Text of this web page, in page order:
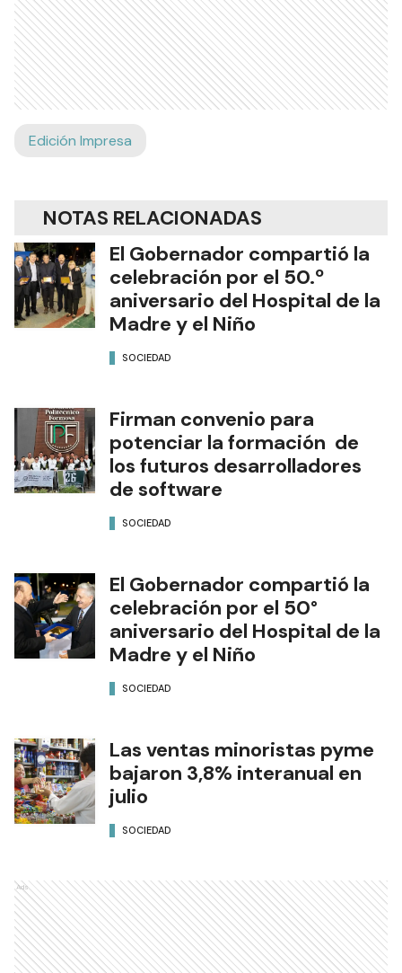
Edición Impresa
NOTAS RELACIONADAS
El Gobernador compartió la
celebración por el 50.º
aniversario del Hospital de la
Madre y el Niño
SOCIEDAD
Firman convenio para
potenciar la formación de
los futuros desarrolladores
de software
SOCIEDAD
El Gobernador compartió la
celebración por el 50°
aniversario del Hospital de la
Madre y el Niño
SOCIEDAD
Las ventas minoristas pyme
bajaron 3,8% interanual en
julio
SOCIEDAD
Ads